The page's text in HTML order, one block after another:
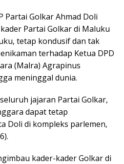
Partai Golkar Ahmad Doli
Partai Golkar di Maluku
tetap kondusif dan tak
terhadap Ketua DPD
(Malra) Agrapinus
meninggal dunia.
jajaran Partai Golkar,
dapat tetap
Doli di kompleks parlemen,
kader-kader Golkar di